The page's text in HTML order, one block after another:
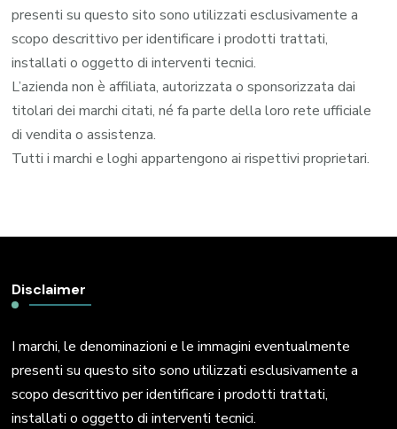
presenti su questo sito sono utilizzati esclusivamente a
scopo descrittivo per identificare i prodotti trattati,
installati o oggetto di interventi tecnici.
L’azienda non è affiliata, autorizzata o sponsorizzata dai
titolari dei marchi citati, né fa parte della loro rete ufficiale
di vendita o assistenza.
Tutti i marchi e loghi appartengono ai rispettivi proprietari.
Disclaimer
I marchi, le denominazioni e le immagini eventualmente
presenti su questo sito sono utilizzati esclusivamente a
scopo descrittivo per identificare i prodotti trattati,
installati o oggetto di interventi tecnici.